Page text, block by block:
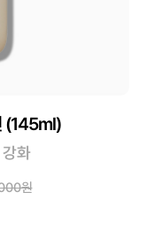
(145ml)
화
원